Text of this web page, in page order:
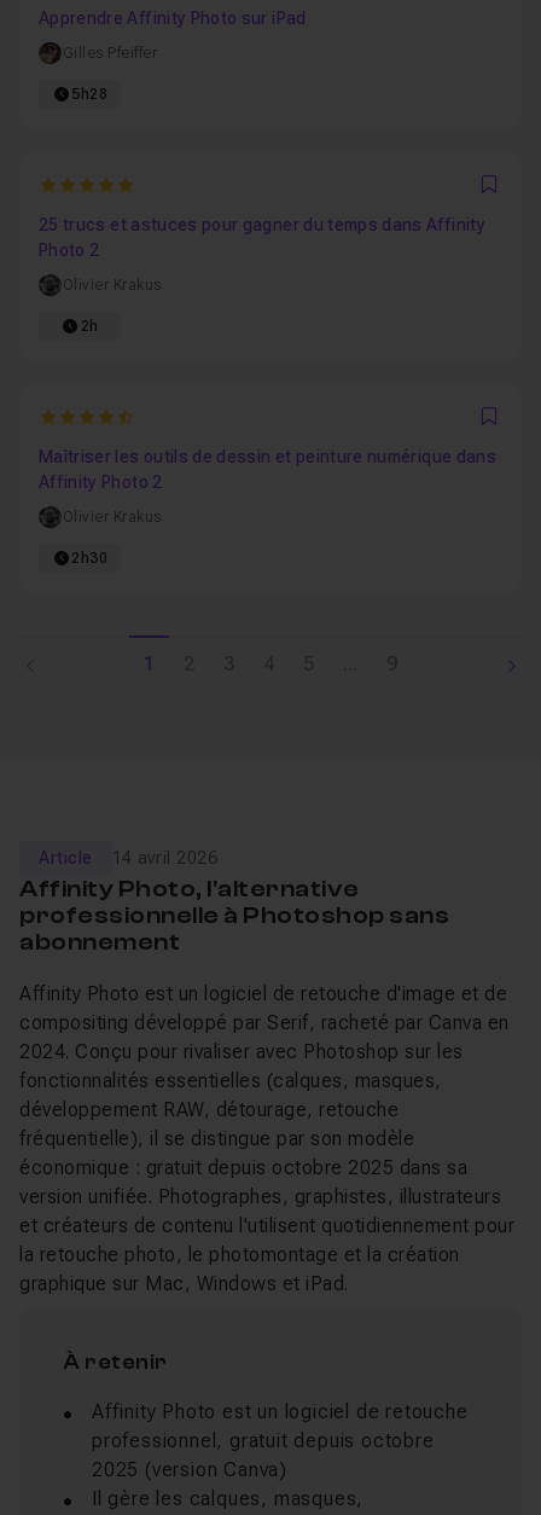
Apprendre Affinity Photo sur iPad
Gilles Pfeiffer
5h28
5
25 trucs et astuces pour gagner du temps dans Affinity
Photo 2
Olivier Krakus
2h
4.5
Maîtriser les outils de dessin et peinture numérique dans
Affinity Photo 2
Olivier Krakus
2h30
1
Article 14 avril 2026
Affinity Photo, l'alternative
professionnelle à Photoshop sans
abonnement
Affinity Photo est un logiciel de retouche d'image et de
compositing développé par Serif, racheté par Canva en
2024. Conçu pour rivaliser avec Photoshop sur les
fonctionnalités essentielles (calques, masques,
développement RAW, détourage, retouche
fréquentielle), il se distingue par son modèle
économique : gratuit depuis octobre 2025 dans sa
version unifiée. Photographes, graphistes, illustrateurs
et créateurs de contenu l'utilisent quotidiennement pour
la retouche photo, le photomontage et la création
graphique sur Mac, Windows et iPad.
À retenir
Affinity Photo est un logiciel de retouche
professionnel, gratuit depuis octobre
2025 (version Canva)
Il gère les calques, masques,